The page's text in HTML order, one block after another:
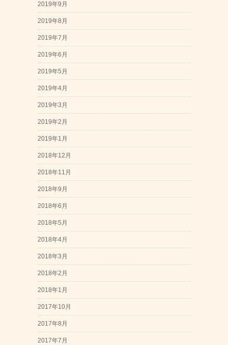
2019年9月
2019年8月
2019年7月
2019年6月
2019年5月
2019年4月
2019年3月
2019年2月
2019年1月
2018年12月
2018年11月
2018年9月
2018年6月
2018年5月
2018年4月
2018年3月
2018年2月
2018年1月
2017年10月
2017年8月
2017年7月